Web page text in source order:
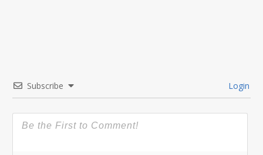
Subscribe Login